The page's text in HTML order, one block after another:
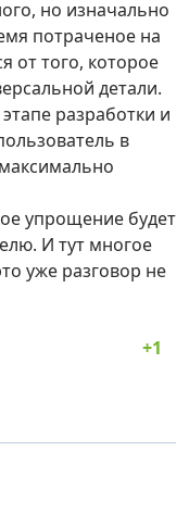
но изначально
потраченое на
от того, которое
детали.
разработки и
в
упрощение будет
И тут многое
уже разговор не